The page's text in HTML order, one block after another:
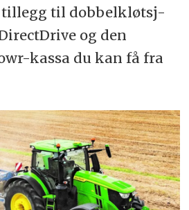
tillegg til dobbelkløtsj-
og den
kassa du kan få fra